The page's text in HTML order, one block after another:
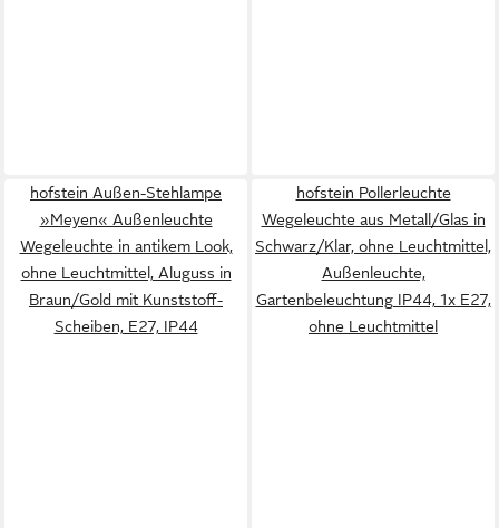
hofstein Außen-Stehlampe
»Meyen« Außenleuchte
Wegeleuchte in antikem Look,
ohne Leuchtmittel, Aluguss in
Braun/Gold mit Kunststoff-
Scheiben, E27, IP44
hofstein Pollerleuchte
Wegeleuchte aus Metall/Glas in
Schwarz/Klar, ohne Leuchtmittel,
Außenleuchte,
Gartenbeleuchtung IP44, 1x E27,
ohne Leuchtmittel